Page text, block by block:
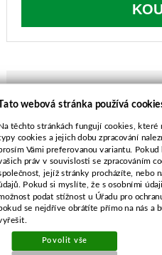
MTD BLF5094
délka-479 mm
průměr středu-20,6
rozteč-63,5 mm
průměr vnějších děr-
webová stránka používá
těchto stránkách fungují cookies,
cookies a jejich dobu zpracování
Vámi preferovanou variantu.
práv v souvislosti se zpracováním
jejíž stránky procházíte, nebo
Pokud si myslíte, že s osobními
podat stížnost u Úřadu pro
se nejdříve obrátíte přímo na nás a
Povolit vše